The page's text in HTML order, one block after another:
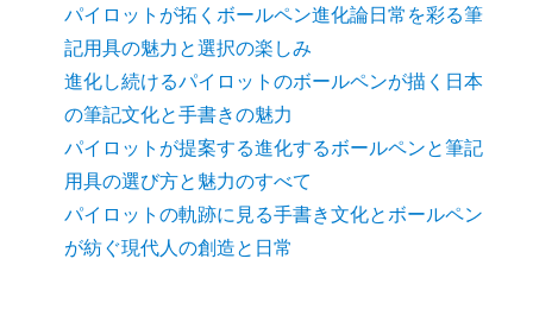
パイロットが拓くボールペン進化論日常を彩る筆
記用具の魅力と選択の楽しみ
進化し続けるパイロットのボールペンが描く日本
の筆記文化と手書きの魅力
パイロットが提案する進化するボールペンと筆記
用具の選び方と魅力のすべて
パイロットの軌跡に見る手書き文化とボールペン
が紡ぐ現代人の創造と日常